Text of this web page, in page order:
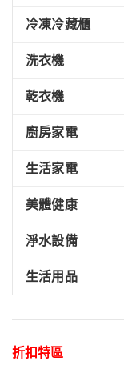
冷凍冷藏櫃
洗衣機
乾衣機
廚房家電
生活家電
美體健康
淨水設備
生活用品
折扣特區